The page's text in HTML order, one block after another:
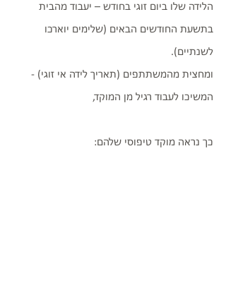
הלידה שלו ביום זוגי בחודש – יעבוד מהבית
בתשעת החודשים הבאים (שלימים יוארכו
לשנתיים).
ומחצית מהמשתתפים (תאריך לידה אי זוגי) -
המשיכו לעבוד רגיל מן המוקד,
כך נראה מוקד טיפוסי שלהם: